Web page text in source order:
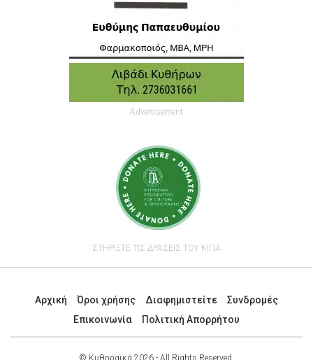
Advertisement
ΣΤΗΡΙΞΤΕ ΤΙΣ ΔΡΑΣΕΙΣ ΤΟΥ ΚΙΠΑ
Αρχική Όροι χρήσης Διαφημιστείτε
Συνδρομές
Επικοινωνία
Πολιτική Απορρήτου
© Κυθηραϊκά 2026 - All Rights Reserved.